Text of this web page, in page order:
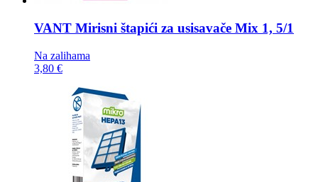
VANT Mirisni štapići za usisavače Mix 1, 5/1
Na zalihama
3,80 €